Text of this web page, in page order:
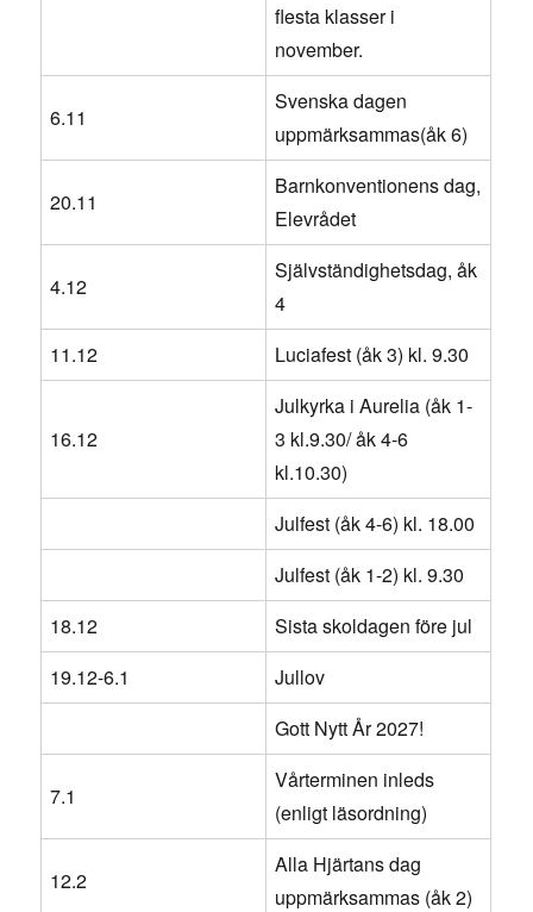
flesta klasser i
november.
6.11
Svenska dagen
uppmärksammas(åk 6)
20.11
Barnkonventionens dag,
Elevrådet
4.12
Självständighetsdag, åk
4
11.12
Luciafest (åk 3) kl. 9.30
16.12
Julkyrka i Aurelia (åk 1-
3 kl.9.30/ åk 4-6
kl.10.30)
Julfest (åk 4-6) kl. 18.00
Julfest (åk 1-2) kl. 9.30
18.12
Sista skoldagen före jul
19.12-6.1
Jullov
Gott Nytt År 2027!
7.1
Vårterminen inleds
(enligt läsordning)
12.2
Alla Hjärtans dag
uppmärksammas (åk 2)